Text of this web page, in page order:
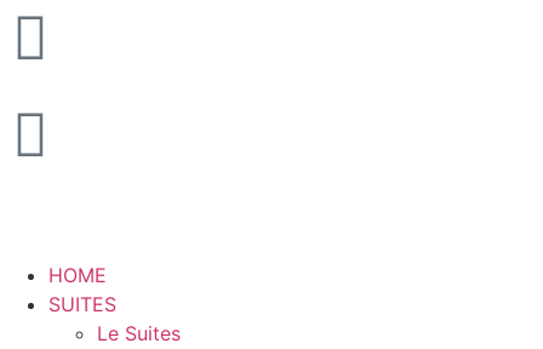
HOME
SUITES
Le Suites